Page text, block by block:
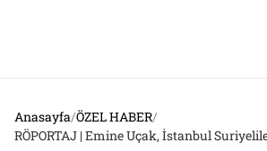
Anasayfa/ÖZEL HABER/